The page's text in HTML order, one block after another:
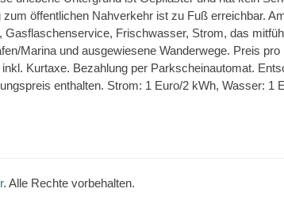
zum öffentlichen Nahverkehr ist zu Fuß erreichbar.
Gasflaschenservice, Frischwasser, Strom, das
Marina und ausgewiesene Wanderwege. Preis
Kurtaxe. Bezahlung per Parkscheinautomat.
enthalten. Strom: 1 Euro/2 kWh, Wasser: 1
. Alle Rechte vorbehalten.